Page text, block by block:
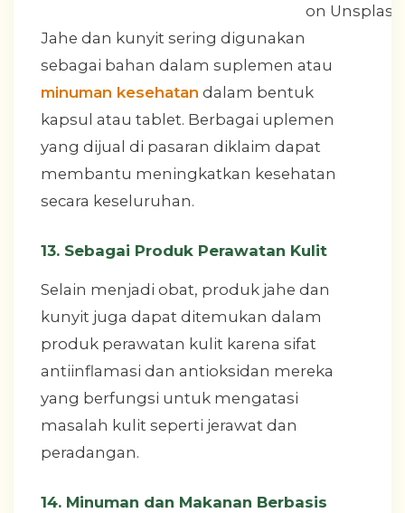
on
Jahe dan kunyit sering digunakan
sebagai bahan dalam suplemen atau
minuman kesehatan dalam bentuk
kapsul atau tablet. Berbagai uplemen
yang dijual di pasaran diklaim dapat
membantu meningkatkan kesehatan
secara keseluruhan.
13. Sebagai Produk Perawatan Kulit
Selain menjadi obat, produk jahe dan
kunyit juga dapat ditemukan dalam
produk perawatan kulit karena sifat
antiinflamasi dan antioksidan mereka
yang berfungsi untuk mengatasi
masalah kulit seperti jerawat dan
peradangan.
14. Minuman dan Makanan Berbasis